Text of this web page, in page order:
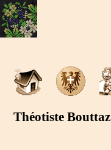
Théotiste Bouttaz